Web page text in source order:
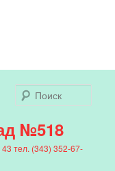
№518
тел. (343) 352-67-